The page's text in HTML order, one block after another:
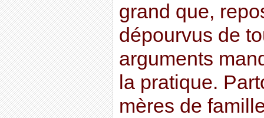
grand que,
dépourvus de
arguments
la pratique.
mères de